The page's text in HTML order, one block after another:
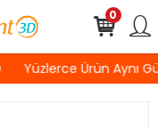
Yüzlerce Ürün Aynı
0